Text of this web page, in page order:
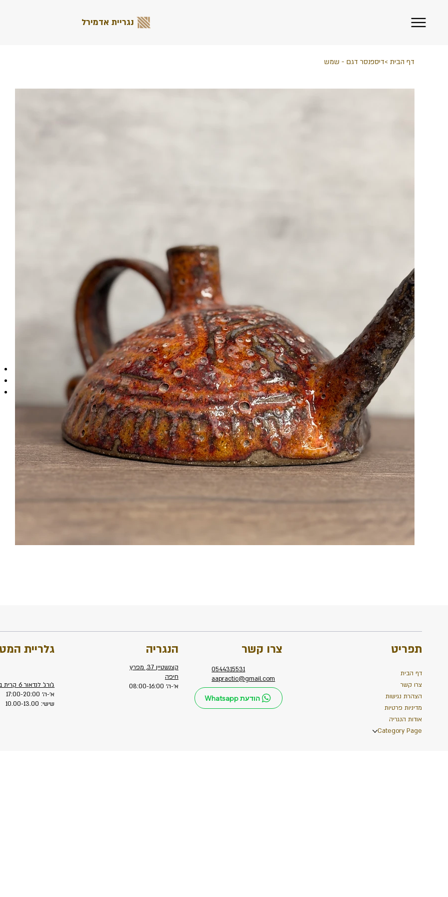
נגריית אדמירל
דף הבית >דיספנסר דגם - שמש
גלריית
ג'ורג' לנדאור 6 קרית ביאליק
א׳-ה׳ 17:00-20:00
שישי: 10.00-13.00
הנגריה
קצנשטיין 37, מפרץ
חיפה
א׳-ה׳ 08:00-16:00
צרו קשר
0544315531
aapractic@gmail.com
הודעת Whatsapp
תפריט
דף הבית
צרו קשר
הצהרת נגישות
מדיניות פרטיות
אודות הנגריה
Category Page